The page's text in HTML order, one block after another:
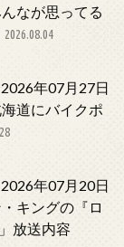
なが思ってる
2026.08.04
年07月27日
道にバイクポ
年07月20日
キングの『ロ
放送内容